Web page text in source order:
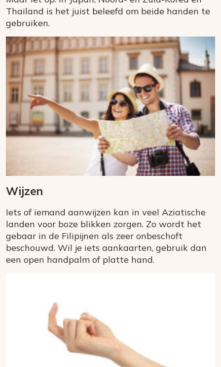
Thailand is het juist beleefd om beide handen te
gebruiken.
Wijzen
Iets of iemand aanwijzen kan in veel Aziatische
landen voor boze blikken zorgen. Zo wordt het
gebaar in de Filipijnen als zeer onbeschoft
beschouwd. Wil je iets aankaarten, gebruik dan
een open handpalm of platte hand.